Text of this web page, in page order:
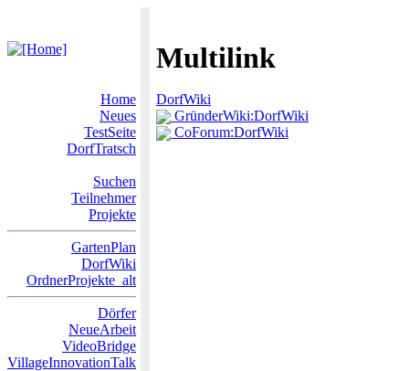
Multilink
Home
Neues
TestSeite
DorfTratsch
Suchen
Teilnehmer
Projekte
GartenPlan
DorfWiki
OrdnerProjekte_alt
Dörfer
NeueArbeit
VideoBridge
VillageInnovationTalk
DorfWiki
GründerWiki:DorfWiki
CoForum:DorfWiki